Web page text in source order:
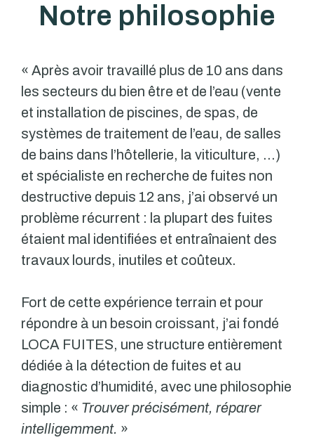
Notre philosophie
« Après avoir travaillé plus de 10 ans dans
les secteurs du bien être et de l’eau (vente
et installation de piscines, de spas, de
systèmes de traitement de l’eau, de salles
de bains dans l’hôtellerie, la viticulture, …)
et spécialiste en recherche de fuites non
destructive depuis 12 ans, j’ai observé un
problème récurrent : la plupart des fuites
étaient mal identifiées et entraînaient des
travaux lourds, inutiles et coûteux.
Fort de cette expérience terrain et pour
répondre à un besoin croissant, j’ai fondé
LOCA FUITES, une structure entièrement
dédiée à la détection de fuites et au
diagnostic d’humidité, avec une philosophie
simple : « Trouver précisément, réparer
intelligemment. »